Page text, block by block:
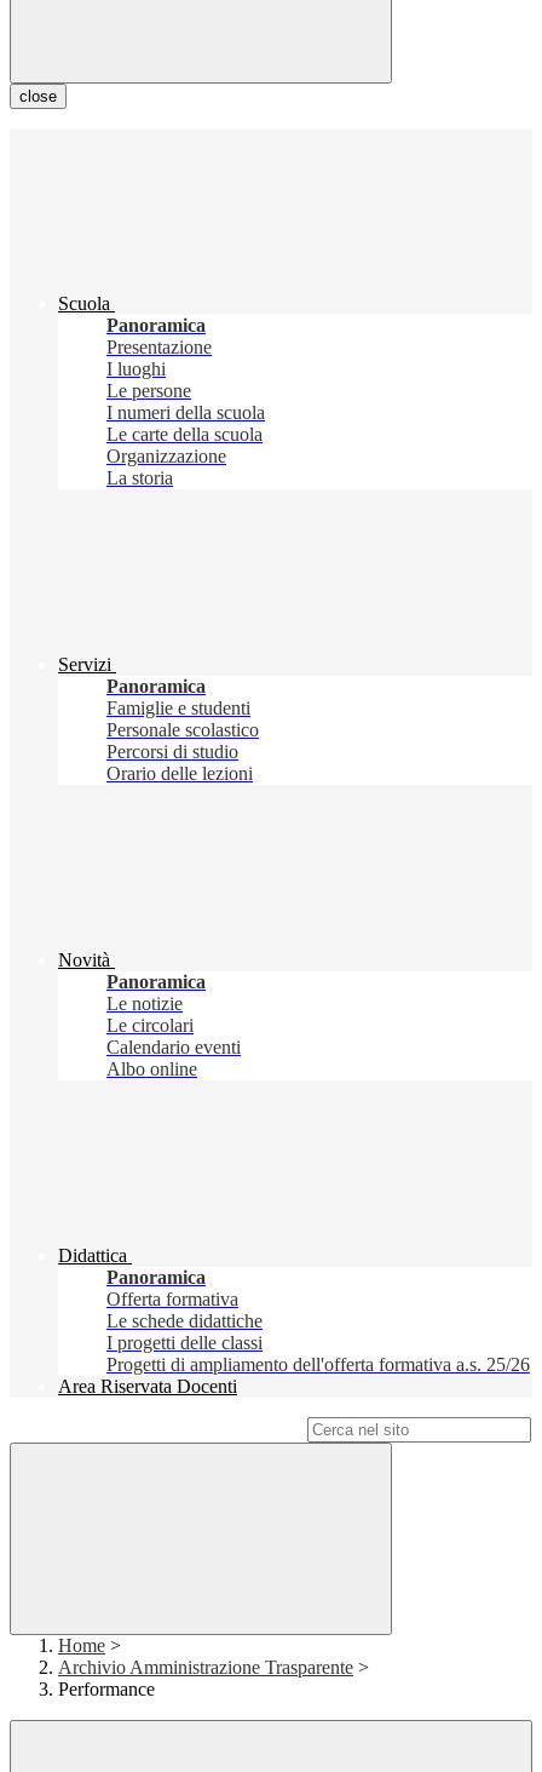
close
Scuola
Panoramica
Presentazione
I luoghi
Le persone
I numeri della scuola
Le carte della scuola
Organizzazione
La storia
Servizi
Panoramica
Famiglie e studenti
Personale scolastico
Percorsi di studio
Orario delle lezioni
Novità
Panoramica
Le notizie
Le circolari
Calendario eventi
Albo online
Didattica
Panoramica
Offerta formativa
Le schede didattiche
I progetti delle classi
Progetti di ampliamento dell'offerta formativa a.s. 25/26
Area Riservata Docenti
Home >
Archivio Amministrazione Trasparente >
Performance